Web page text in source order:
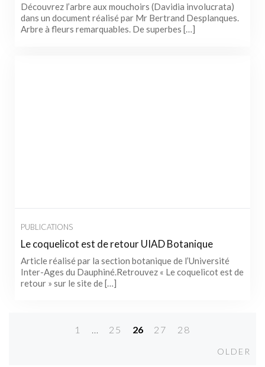
Découvrez l’arbre aux mouchoirs (Davidia involucrata)
dans un document réalisé par Mr Bertrand Desplanques.
Arbre à fleurs remarquables. De superbes […]
PUBLICATIONS
Le coquelicot est de retour UIAD Botanique
Article réalisé par la section botanique de l’Université
Inter-Ages du Dauphiné.Retrouvez « Le coquelicot est de
retour » sur le site de […]
1 … 25 26 27
28
OLDER